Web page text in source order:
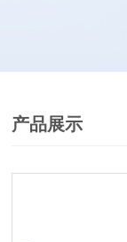
产品展示